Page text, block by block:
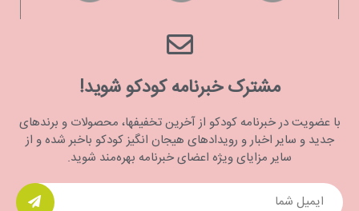
مشترک خبرنامه کودکو شوید!
با عضویت در خبرنامه کودکو از آخرین تخفیفها، محصولات و برندهای
جدید و سایر اخبار و رویدادهای هیجان انگیز کودکو باخبر شده و از
سایر مزایای ویژه اعضای خبرنامه بهره‌مند شوید.